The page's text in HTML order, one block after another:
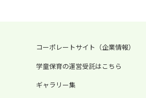
コーポレートサイト（企業情報）
学童保育の運営受託はこちら
ギャラリー集